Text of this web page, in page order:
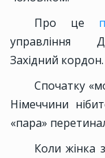
Про це
управління
Західний кордон.
Спочатку
Німеччини
«пара»
Коли жінка